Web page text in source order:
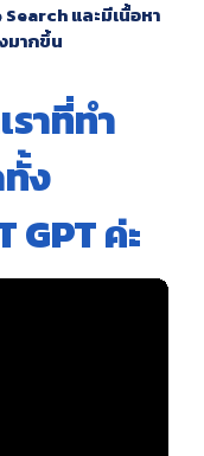
และมีเนื้อหา
มากขึ้น
าที่ทำ
ง
GPT ค่ะ